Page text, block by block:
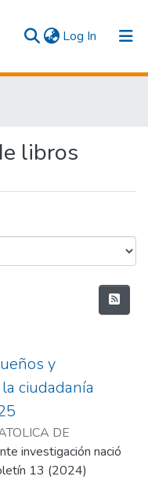
Log In (current)
libros
y
ciudadanía
DE
)INSTITUTO DE
INISO
investigación nació
13 (2024)